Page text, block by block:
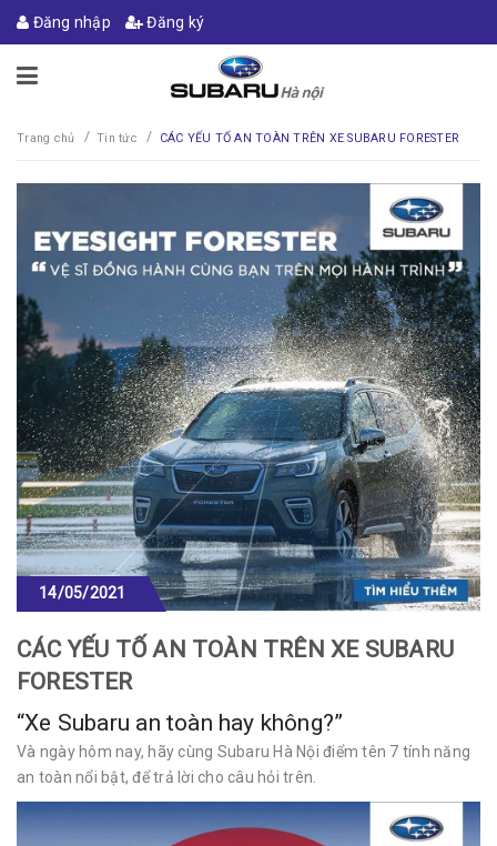
Đăng nhập Đăng ký
Trang chủ / Tin tức / CÁC YẾU TỐ AN TOÀN TRÊN XE SUBARU FORESTER
14/05/2021
CÁC YẾU TỐ AN TOÀN TRÊN XE SUBARU
FORESTER
“Xe Subaru an toàn hay không?”
Và ngày hôm nay, hãy cùng Subaru Hà Nội điểm tên 7 tính năng
an toàn nổi bật, để trả lời cho câu hỏi trên.